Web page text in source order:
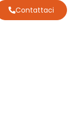
Contattaci